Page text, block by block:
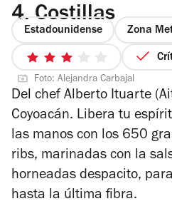
4. Costillas
Estadounidense Zona
3
de
5
estrellas
Foto: Alejandra Carbajal
Del chef Alberto Ituarte
Coyoacán. Libera tu
las manos con los 650
ribs, marinadas con la
horneadas despacito,
hasta la última fibra.